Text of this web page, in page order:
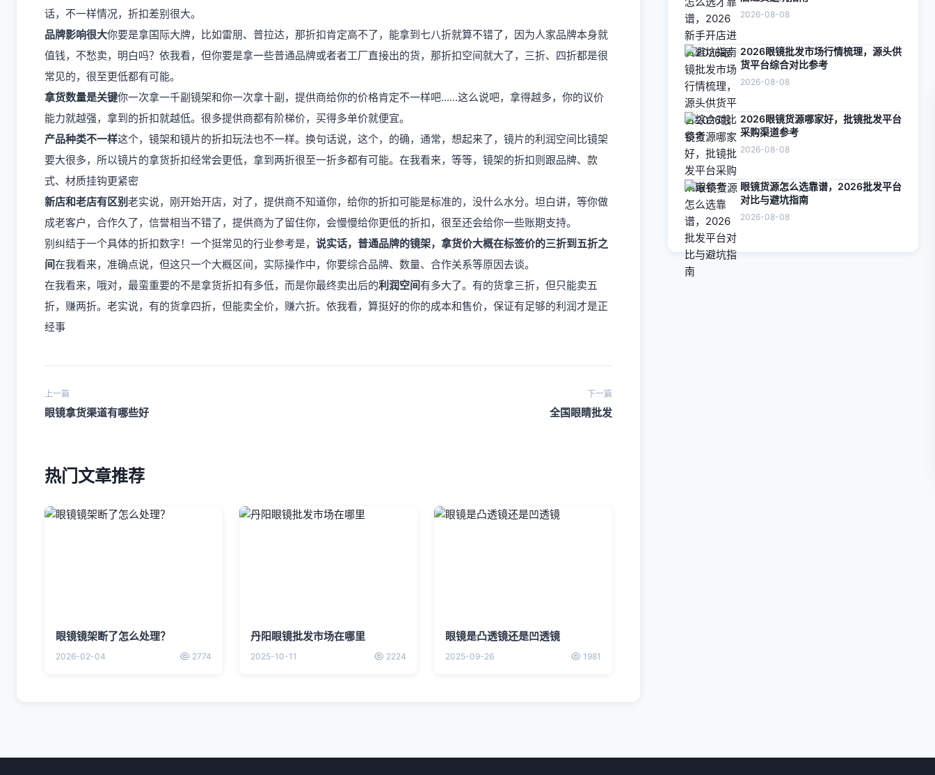
话，不一样情况，折扣差别很大。
品牌影响很大你要是拿国际大牌，比如雷朋、普拉达，那折扣肯定高不了，能拿到七八折就算不错了，因为人家品牌本身就
值钱，不愁卖，明白吗？依我看，但你要是拿一些普通品牌或者者工厂直接出的货，那折扣空间就大了，三折、四折都是很
常见的，很至更低都有可能。
拿货数量是关键你一次拿一千副镜架和你一次拿十副，提供商给你的价格肯定不一样吧......这么说吧，拿得越多，你的议价
能力就越强，拿到的折扣就越低。很多提供商都有阶梯价，买得多单价就便宜。
产品种类不一样这个，镜架和镜片的折扣玩法也不一样。换句话说，这个，的确，通常，想起来了，镜片的利润空间比镜架
要大很多，所以镜片的拿货折扣经常会更低，拿到两折很至一折多都有可能。在我看来，等等，镜架的折扣则跟品牌、款
式、材质挂钩更紧密
新店和老店有区别 老实说，刚开始开店，对了，提供商不知道你，给你的折扣可能是标准的，没什么水分。坦白讲，等你做
成老客户，合作久了，信誉相当不错了，提供商为了留住你，会慢慢给你更低的折扣，很至还会给你一些账期支持。
别纠结于一个具体的折扣数字！一个挺常见的行业参考是， 说实话，普通品牌的镜架，拿货价大概在标签价的三折到五折之
间在我看来，准确点说，但这只一个大概区间，实际操作中，你要综合品牌、数量、合作关系等原因去谈。
在我看来，哦对，最蛮重要的不是拿货折扣有多低，而是你最终卖出后的利润空间有多大了。有的货拿三折，但只能卖五
折，赚两折。老实说，有的货拿四折，但能卖全价，赚六折。依我看，算挺好的你的成本和售价，保证有足够的利润才是正
经事
上一篇
眼镜拿货渠道有哪些好
下一篇
全国眼睛批发
热门文章推荐
眼镜镜架断了怎么处理？
2026-02-04 2774
丹阳眼镜批发市场在哪里
2025-10-11 2224
眼镜是凸透镜还是凹透镜
2025-09-26 1981
2026-08-08
2026眼镜批发市场行情梳理，源头供
货平台综合对比参考
2026-08-08
2026眼镜货源哪家好，批镜批发平台
采购渠道参考
2026-08-08
眼镜货源怎么选靠谱，2026批发平台
对比与避坑指南
2026-08-08